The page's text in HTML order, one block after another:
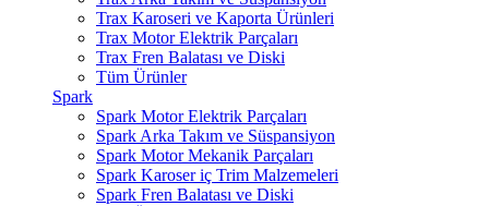
Trax Karoseri ve Kaporta Ürünleri
Trax Motor Elektrik Parçaları
Trax Fren Balatası ve Diski
Tüm Ürünler
Spark
Spark Motor Elektrik Parçaları
Spark Arka Takım ve Süspansiyon
Spark Motor Mekanik Parçaları
Spark Karoser iç Trim Malzemeleri
Spark Fren Balatası ve Diski